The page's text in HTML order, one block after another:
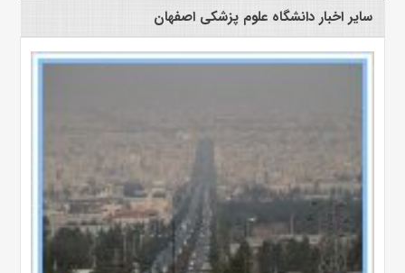
سایر اخبار دانشگاه علوم پزشکی اصفهان